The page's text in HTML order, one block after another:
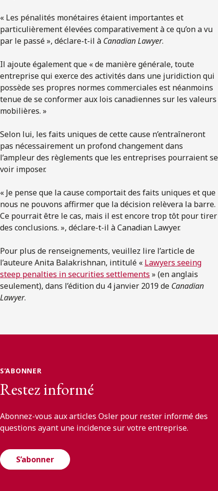
« Les pénalités monétaires étaient importantes et
particulièrement élevées comparativement à ce qu’on a vu
par le passé », déclare-t-il à Canadian Lawyer.
Il ajoute également que « de manière générale, toute
entreprise qui exerce des activités dans une juridiction qui
possède ses propres normes commerciales est néanmoins
tenue de se conformer aux lois canadiennes sur les valeurs
mobilières. »
Selon lui, les faits uniques de cette cause n’entraîneront
pas nécessairement un profond changement dans
l’ampleur des règlements que les entreprises pourraient se
voir imposer.
« Je pense que la cause comportait des faits uniques et que
nous ne pouvons affirmer que la décision relèvera la barre.
Ce pourrait être le cas, mais il est encore trop tôt pour tirer
des conclusions. », déclare-t-il à Canadian Lawyer.
Pour plus de renseignements, veuillez lire l’article de
l’auteure Anita Balakrishnan, intitulé « Lawyers seeing
steep penalties in securities settlements » (en anglais
seulement), dans l’édition du 4 janvier 2019 de Canadian
Lawyer.
S’ABONNER
Restez informé
Abonnez-vous aux articles Osler pour rester informé des
questions ayant une incidence sur votre entreprise.
S’abonner